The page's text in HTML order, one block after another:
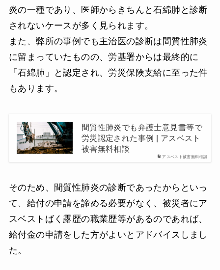
炎の一種であり、医師からきちんと石綿肺と診断
されないケースが多く見られます。
また、弊所の事例でも主治医の診断は間質性肺炎
に留まっていたものの、労基署からは最終的に
「石綿肺」と認定され、労災保険支給に至った件
もあります。
アスベスト被害無料相談
間質性肺炎でも弁護士意見書等で
労災認定された事例 | アスベスト
被害無料相談
そのため、間質性肺炎の診断であったからといっ
て、給付の申請を諦める必要がなく、被災者にア
スベストばく露歴の職業歴等があるのであれば、
給付金の申請をした方がよいとアドバイスしまし
た。